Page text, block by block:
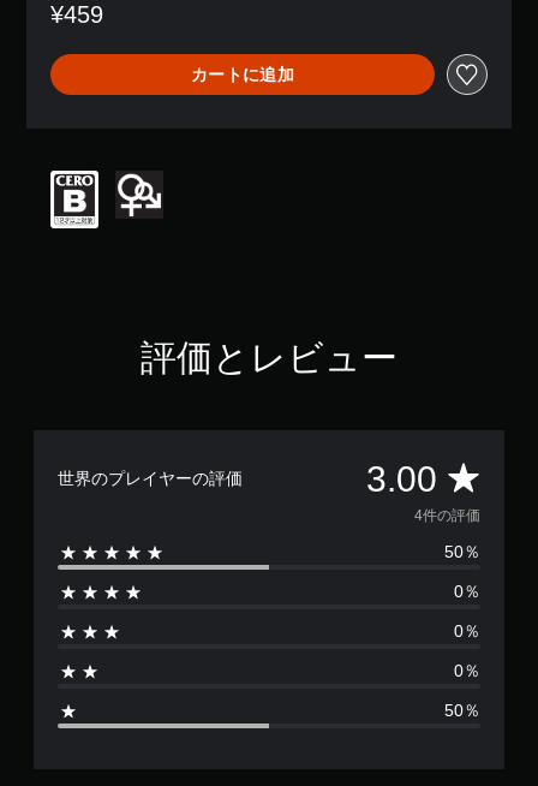
は
、
平
均
5
段
階
¥459
カートに追加
評価とレビュー
世界のプレイヤーの評価 3.00 評
価
数
は
、
4件の評価
50％
0％
0％
0％
50％